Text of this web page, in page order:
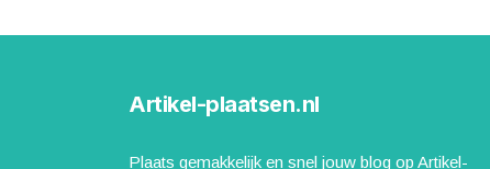
Artikel-plaatsen.nl
Plaats gemakkelijk en snel jouw blog op Artikel-